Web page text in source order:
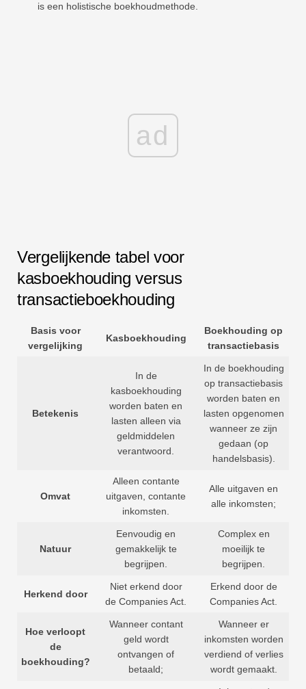
is een holistische boekhoudmethode.
ad
Vergelijkende tabel voor
kasboekhouding versus
transactieboekhouding
Basis voor
vergelijking
Kasboekhouding
Boekhouding op
transactiebasis
Betekenis
In de
kasboekhouding
worden baten en
lasten alleen via
geldmiddelen
verantwoord.
In de boekhouding
op transactiebasis
worden baten en
lasten opgenomen
wanneer ze zijn
gedaan (op
handelsbasis).
Omvat
Alleen contante
uitgaven, contante
inkomsten.
Alle uitgaven en
alle inkomsten;
Natuur
Eenvoudig en
gemakkelijk te
begrijpen.
Complex en
moeilijk te
begrijpen.
Herkend door
Niet erkend door
de Companies Act.
Erkend door de
Companies Act.
Hoe verloopt
de
boekhouding?
Wanneer contant
geld wordt
ontvangen of
betaald;
Wanneer er
inkomsten worden
verdiend of verlies
wordt gemaakt.